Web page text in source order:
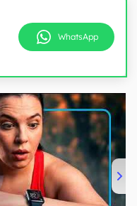
WhatsApp